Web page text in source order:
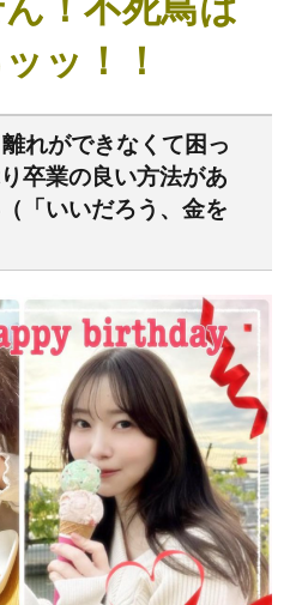
ッ！！
れができなくて困っ
卒業の良い方法があ
「いいだろう、金を